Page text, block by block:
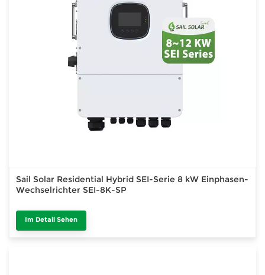
Sail Solar Residential Hybrid SEI-Serie 8 kW Einphasen-
Wechselrichter SEI-8K-SP
Im Detail Sehen